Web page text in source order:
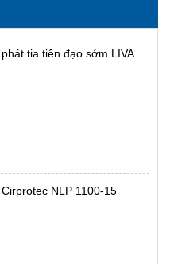
tia tiên đạo sớm LIVA
NLP 1100-15